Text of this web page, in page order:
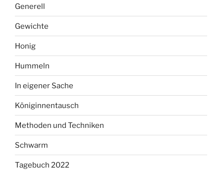
Generell
Gewichte
Honig
Hummeln
In eigener Sache
Königinnentausch
Methoden und Techniken
Schwarm
Tagebuch 2022